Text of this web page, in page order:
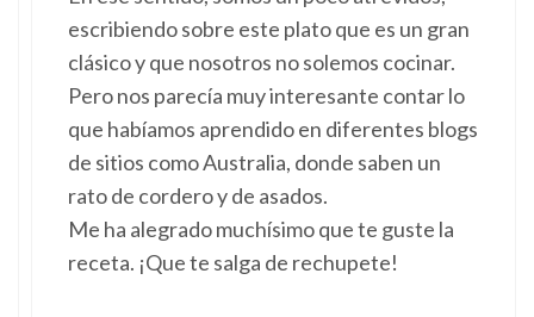
escribiendo sobre este plato que es un gran
clásico y que nosotros no solemos cocinar.
Pero nos parecía muy interesante contar lo
que habíamos aprendido en diferentes blogs
de sitios como Australia, donde saben un
rato de cordero y de asados.
Me ha alegrado muchísimo que te guste la
receta. ¡Que te salga de rechupete!